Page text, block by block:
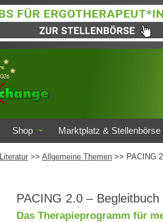
Shop Marktplatz & Stellenbörse
Literatur >> Allgemeine Themen >> PACING
PACING 2.0 –
Das Therapieprogramm für